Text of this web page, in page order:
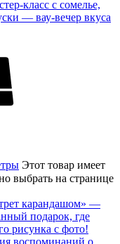
Этот товар имеет
выбрать на странице